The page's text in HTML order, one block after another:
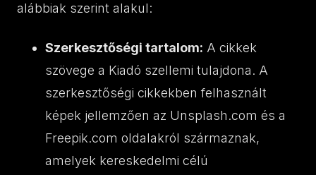
alábbiak szerint alakul:
Szerkesztőségi tartalom: A cikkek
szövege a Kiadó szellemi tulajdona. A
szerkesztőségi cikkekben felhasznált
képek jellemzően az Unsplash.com és a
Freepik.com oldalakról származnak,
amelyek kereskedelmi célú